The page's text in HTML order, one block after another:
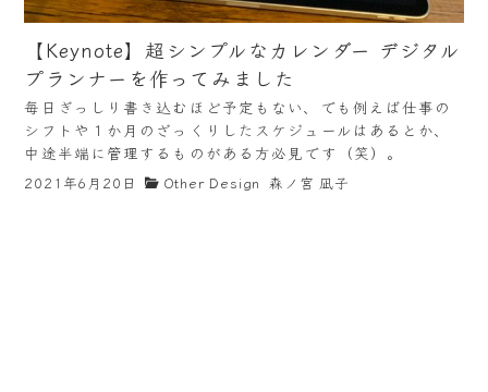
【Keynote】超シンプルなカレンダー デジタル
プランナーを作ってみました
毎日ぎっしり書き込むほど予定もない、でも例えば仕事の
シフトや１か月のざっくりしたスケジュールはあるとか、
中途半端に管理するものがある方必見です（笑）。
2021年6月20日 Other Design 森ノ宮 凪子